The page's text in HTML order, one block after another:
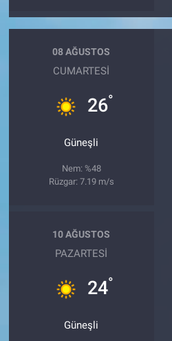
08 AĞUSTOS
CUMARTESI
26°
Güneşli
Nem: %48
Rüzgar: 7.19 m/s
10 AĞUSTOS
PAZARTESI
24°
Güneşli